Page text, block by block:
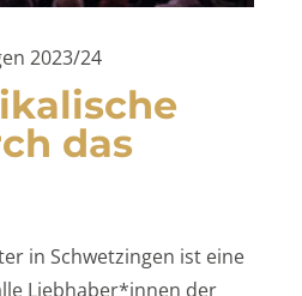
2023/24
das
in Schwetzingen ist eine
Liebhaber*innen der